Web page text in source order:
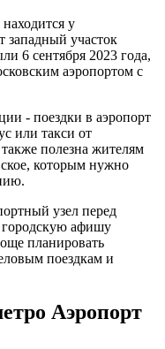
у
западный участок
6 сентября 2023 года,
аэропортом с
- поездки в аэропорт
или такси от
полезна жителям
которым нужно
узел перед
городскую афишу
планировать
поездкам и
Аэропорт